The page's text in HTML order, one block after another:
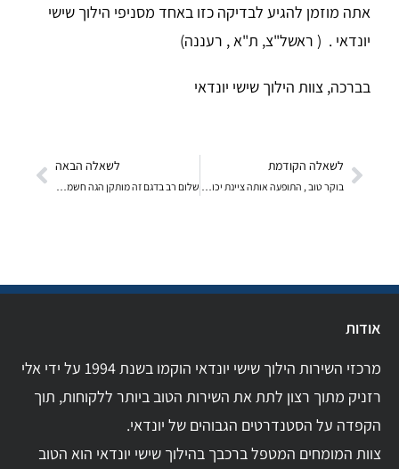
אתה מוזמן להגיע לבדיקה כזו באחד מסניפי הילוך שישי
יונדאי . ( ראשל"צ, ת"א , רעננה)
בברכה, צוות הילוך שישי יונדאי
לשאלה הקודמת לשאלה הבאה
אודות
מרכזי השירות הילוך שישי יונדאי הוקמו בשנת 1994 על ידי אלי
רזניק מתוך רצון לתת את השירות הטוב ביותר ללקוחות, תוך
הקפדה על הסטנדרטים הגבוהים של יונדאי.
צוות המומחים המטפל ברכבך בהילוך שישי יונדאי הוא הטוב